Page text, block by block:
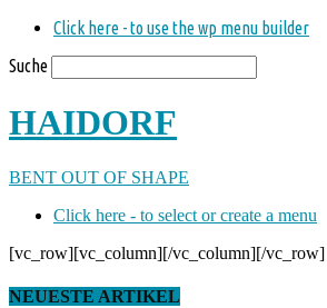
Click here - to use the wp menu builder
Suche
HAIDORF
BENT OUT OF SHAPE
Click here - to select or create a menu
[vc_row][vc_column][/vc_column][/vc_row]
NEUESTE ARTIKEL